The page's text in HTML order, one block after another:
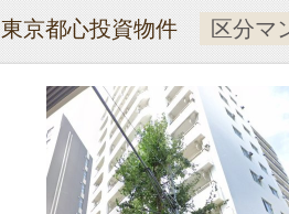
東京都心投資物件 区分マ